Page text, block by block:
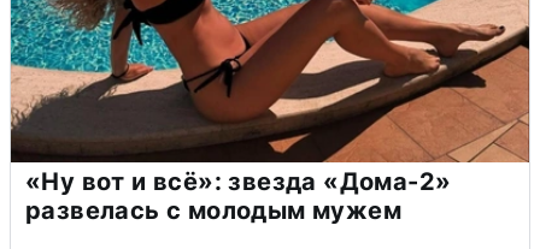
«Ну вот и всё»: звезда «Дома-2»
развелась с молодым мужем